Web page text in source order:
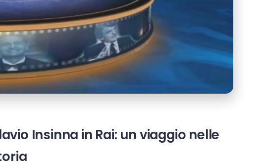
Insinna in Rai: un viaggio nelle